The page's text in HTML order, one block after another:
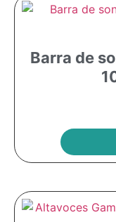
Barra de